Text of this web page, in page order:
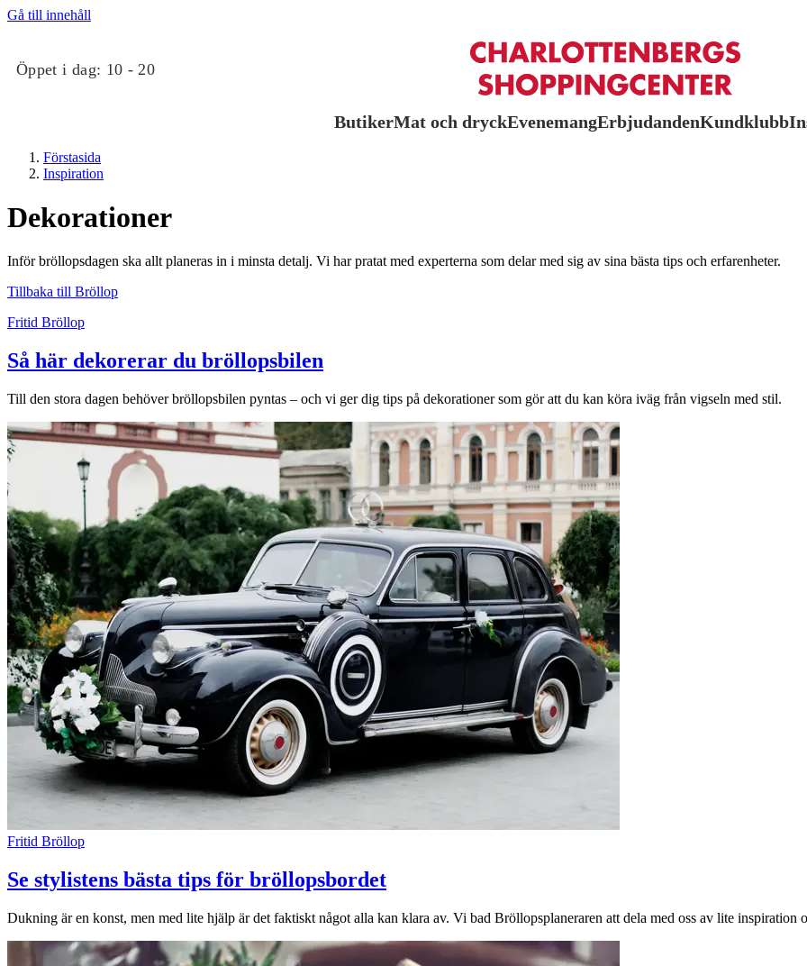
Gå till innehåll
Öppet i dag: 10 - 20
ButikerMat och dryckEvenemangErbjudandenKundklubb
Butiker
Mat och dryck
Evenemang
Erbjudanden
Kundklubb
Inspiration
Sök
Öppettider
Praktisk information
Magasin
Presentkort
Min Shopping-app
Förstasida
Inspiration
Dekorationer
Inför bröllopsdagen ska allt planeras in i minsta detalj. Vi har pratat med experterna som delar med sig av sina bästa tips och erfarenheter.
Tillbaka till Bröllop
Fritid Bröllop
Så här dekorerar du bröllopsbilen
Till den stora dagen behöver bröllopsbilen pyntas – och vi ger dig tips på dekorationer som gör att du kan köra iväg från vigseln med stil.
Fritid Bröllop
Se stylistens bästa tips för bröllopsbordet
Dukning är en konst, men med lite hjälp är det faktiskt något alla kan klara av. Vi bad Bröllopsplaneraren att dela med oss ​​av lite inspiration